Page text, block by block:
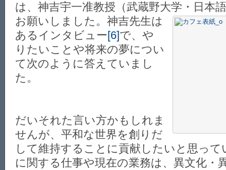
は、神吉宇一准教授（武蔵野大学・日本
お願いしまし た。神吉先生は
あるインタビュー[6]で、や
りたいことや将来の夢につい
て次のように答えていまし
た。
だいそれた言い方かもしれま
せんが、平和な世界を創りだ
して維持することに貢献したいと思って
に関する仕事や現在の業務は、異文化・